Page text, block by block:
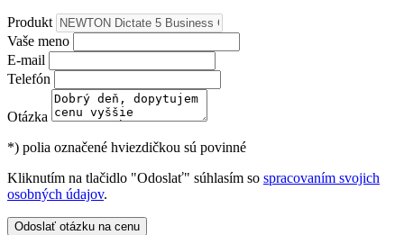
Produkt
Vaše meno
E-mail
Telefón
Otázka
*) polia označené hviezdičkou sú povinné
Kliknutím na tlačidlo "Odoslať" súhlasím so spracovaním svojich
osobných údajov.
Odoslať otázku na cenu